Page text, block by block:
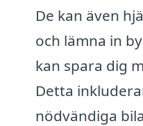
De kan även
och lämna in
kan spara dig
Detta
nödvändiga